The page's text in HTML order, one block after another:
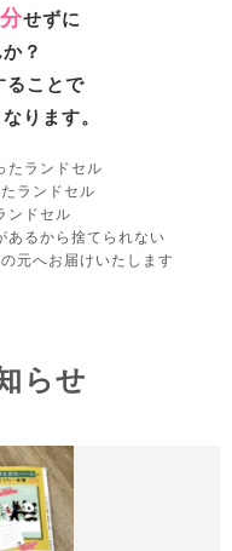
せずに
？
ることで
なります。
たランドセル
ランドセル
ンドセル
あるから捨てられない
元へお届けいたします
らせ